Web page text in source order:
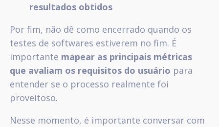
resultados obtidos
Por fim, não dê como encerrado quando os
testes de softwares estiverem no fim. É
importante mapear as principais métricas
que avaliam os requisitos do usuário para
entender se o processo realmente foi
proveitoso.
Nesse momento, é importante conversar com